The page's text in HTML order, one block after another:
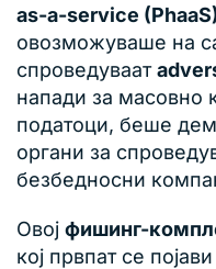
as-a-service
овозможуваше на
спроведуваат
напади за масовно
податоци, беше
органи за
безбедносни
Овој фишинг-
кој првпат се